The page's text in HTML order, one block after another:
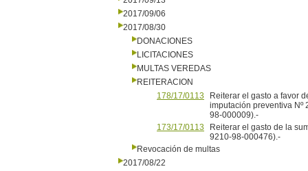
2017/09/06
2017/08/30
DONACIONES
LICITACIONES
MULTAS VEREDAS
REITERACION
178/17/0113
Reiterar el gasto a favor
imputación preventiva
98-000009).-
173/17/0113
Reiterar el gasto de la
9210-98-000476).-
Revocación de multas
2017/08/22